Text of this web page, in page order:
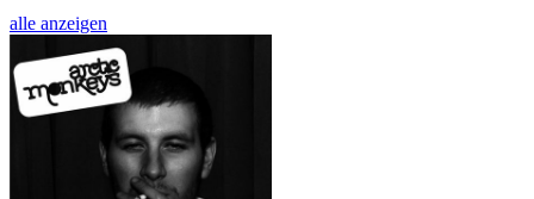
alle anzeigen